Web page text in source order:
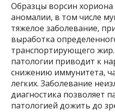
Образцы ворсин
аномалии, в том числе
тяжелое заболевание,
выработка
транспортирующего
патологии приводит к
снижению иммунитета,
легких. Заболевание
диагностика позволяет
патологией дожить до